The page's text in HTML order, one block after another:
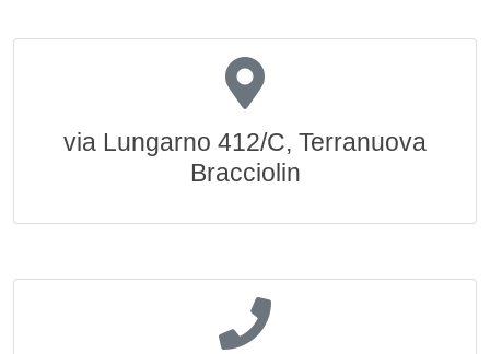
via Lungarno 412/C, Terranuova
Bracciolin